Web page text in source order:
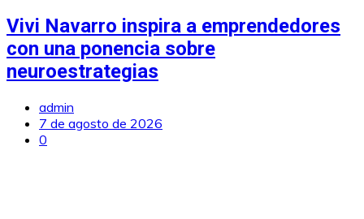
Vivi Navarro inspira a emprendedores
con una ponencia sobre
neuroestrategias
admin
7 de agosto de 2026
0